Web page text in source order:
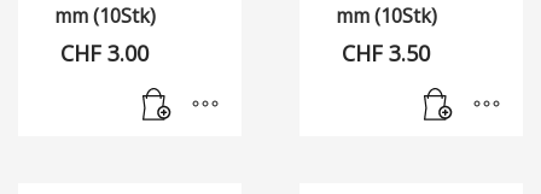
mm (10Stk)
CHF 3.00
mm (10Stk)
CHF3.50